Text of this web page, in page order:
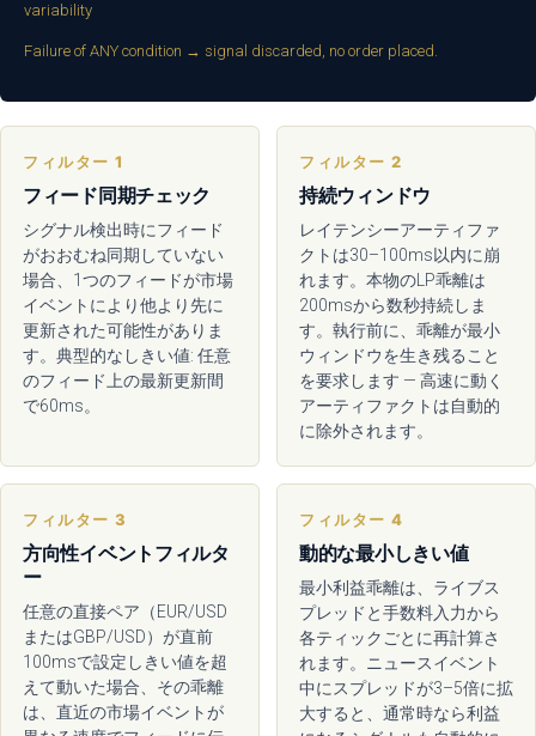
variability
Failure of ANY condition → signal discarded, no order placed.
フィルター 1
フィード同期チェック
シグナル検出時にフィード
がおおむね同期していない
場合、1つのフィードが市場
イベントにより他より先に
更新された可能性がありま
す。典型的なしきい値: 任意
のフィード上の最新更新間
で60ms。
フィルター 2
持続ウィンドウ
レイテンシーアーティファ
クトは30–100ms以内に崩
れます。本物のLP乖離は
200msから数秒持続しま
す。執行前に、乖離が最小
ウィンドウを生き残ること
を要求します — 高速に動く
アーティファクトは自動的
に除外されます。
フィルター 3
方向性イベントフィルタ
ー
任意の直接ペア（EUR/USD
またはGBP/USD）が直前
100msで設定しきい値を超
えて動いた場合、その乖離
は、直近の市場イベントが
フィルター 4
動的な最小しきい値
最小利益乖離は、ライブス
プレッドと手数料入力から
各ティックごとに再計算さ
れます。ニュースイベント
中にスプレッドが3–5倍に拡
大すると、通常時なら利益